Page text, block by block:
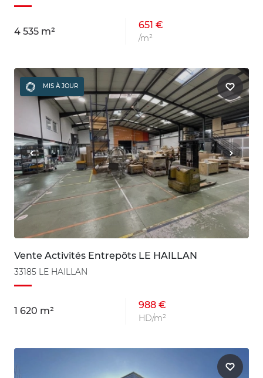
4 535 m²
651 €
/m²
MIS À JOUR
Vente Activités Entrepôts LE HAILLAN
33185 LE HAILLAN
1 620 m²
988 €
HD/m²